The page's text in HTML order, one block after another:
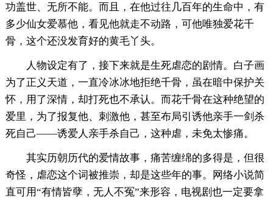
功盖世、无所不能。而且，在他过往几百年的生命中，有
多少仙女爱慕他，看见他就走不动路，可他唯独爱花千
骨，这个还没发育好的黄毛丫头。
人物设定有了，接下来就是生死虐恋的剧情。白子画
为了正义天道，一直冷冰冰地拒绝千骨，虽在暗中保护关
怀，用了深情，却打死也不承认。而花千骨在这种绝望的
爱里，为了报复他、刺激他，甚至布局引诱他亲手一剑杀
死自己——诱爱人亲手杀自己，这种虐，未免太惨痛。
其实历朝历代的爱情故事，痛苦缠绵的多得是，但很
奇怪，虐恋这个词被推崇，却是这些年的事。网络小说简
直可用“有情皆孽，无人不冤”来形容，电视剧也一定要拿